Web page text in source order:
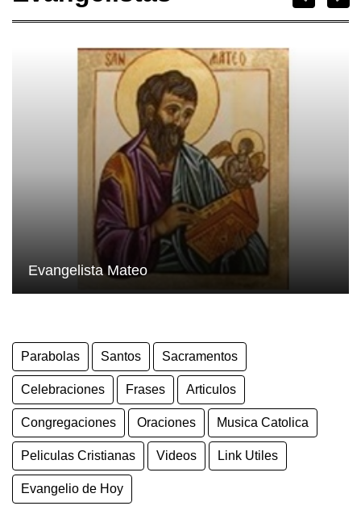
Evangelista Mateo
Parabolas Santos Sacramentos
Celebraciones Frases Articulos
Congregaciones Oraciones Musica Catolica
Peliculas Cristianas Videos Link Utiles
Evangelio de Hoy